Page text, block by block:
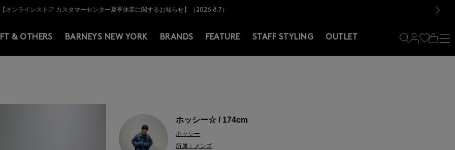
BARNEYS＞会員のお客様は11,000円（税込）以上のお買上げで常時送料無料！お買い物の際は会員登録を！
【夏季休業に伴う出荷一時停止のお知らせ】(2026.8.7)
【オンラインストア カスタマーセンター夏季休業に関するお知らせ】（2026.8.7）
【夏季休業に伴う返品・交換承り一時停止のお知らせ】（2026.8.5）
熊本県を中心とした地震の影響によるお荷物のお届けについて
【開催中】SUMMER SALEのご案内・ご注意事項
BARNEYS＞会員のお客様は11,000円（税込）以上のお買上げで常時送料無料！お買い物の際は会員登録を！
【夏季休業に伴う出荷一時停止のお知らせ】(2026.8.7)
& OTHERS BARNEYS NEW YORK BRANDS FEATURE STAFF STYLING OUTLET
ホッシー☆ / 174cm
ホッシー
所属：メンズ